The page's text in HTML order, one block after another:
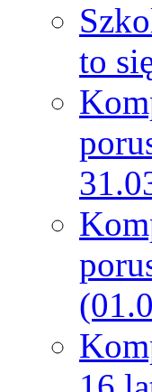
to